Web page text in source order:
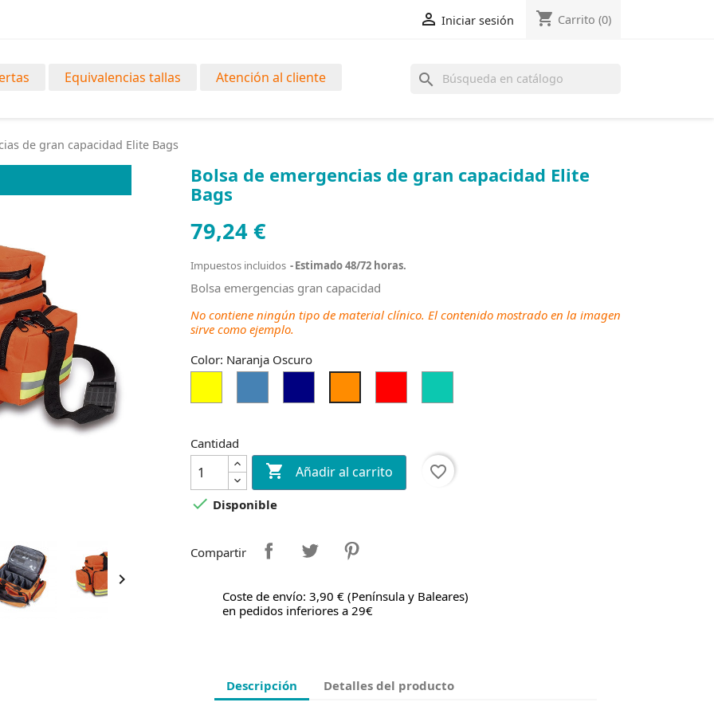
 Iniciar sesión shopping_cart Carrito (0)
Equivalencias tallas Atención al cliente search
de gran capacidad Elite Bags

Bolsa de emergencias de gran capacidad Elite
Bags
79,24 €
Impuestos incluidos Estimado 48/72 horas.
Bolsa emergencias gran capacidad
No contiene ningún tipo de material clínico. El contenido mostrado en la imagen
sirve como ejemplo.
Color: Naranja Oscuro
Cantidad
 Añadir al carrito
favorite_border
 Disponible
Compartir
Coste de envío: 3,90 € (Península y Baleares)
en pedidos inferiores a 29€
Descripción Detalles del producto